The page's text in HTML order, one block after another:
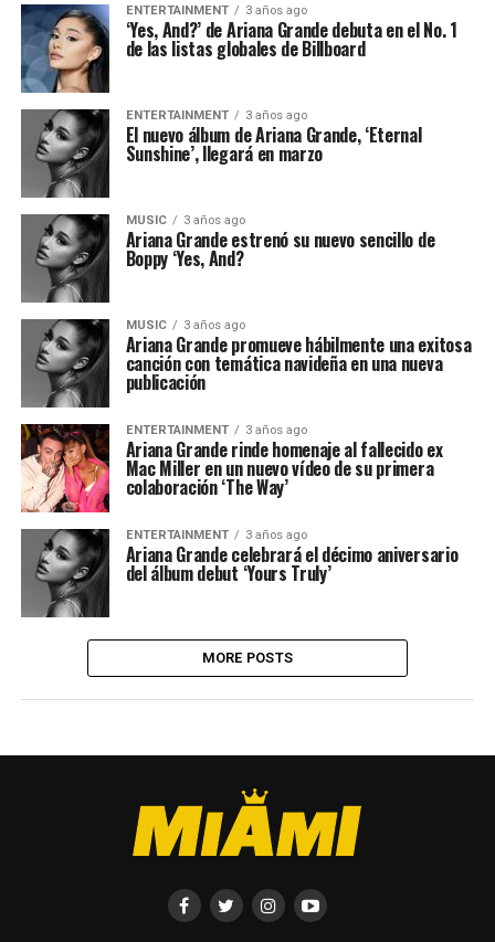
ENTERTAINMENT 3 años ago
‘Yes, And?’ de Ariana Grande debuta en el No. 1
de las listas globales de Billboard
ENTERTAINMENT 3 años ago
El nuevo álbum de Ariana Grande, ‘Eternal
Sunshine’, llegará en marzo
MUSIC 3 años ago
Ariana Grande estrenó su nuevo sencillo de
Boppy ‘Yes, And?
MUSIC 3 años ago
Ariana Grande promueve hábilmente una exitosa
canción con temática navideña en una nueva
publicación
ENTERTAINMENT 3 años ago
Ariana Grande rinde homenaje al fallecido ex
Mac Miller en un nuevo vídeo de su primera
colaboración ‘The Way’
ENTERTAINMENT 3 años ago
Ariana Grande celebrará el décimo aniversario
del álbum debut ‘Yours Truly’
MORE POSTS